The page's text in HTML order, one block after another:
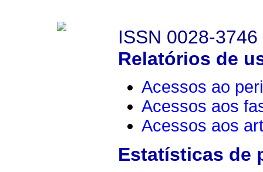
ISSN 0028-3746
Relatórios de
Acessos ao
Acessos aos
Acessos aos
Estatísticas de